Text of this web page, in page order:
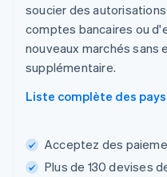
soucier des
comptes bancaires ou
nouveaux marchés
supplémentaire.
Liste complète des pays
Acceptez des
Plus de 130 devises